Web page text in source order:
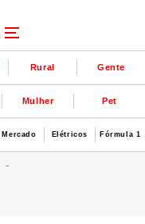
Rural Gente
Mulher Pet
Mercado Elétricos Fórmula 1